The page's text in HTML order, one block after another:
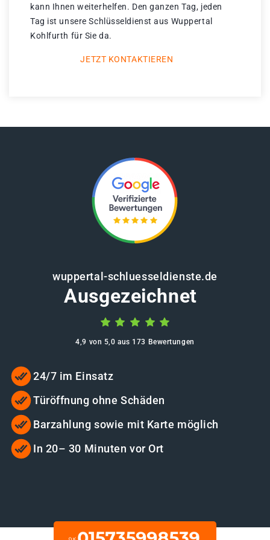
kann Ihnen weiterhelfen. Den ganzen Tag, jeden
Tag ist unsere Schlüsseldienst aus Wuppertal
Kohlfurth für Sie da.
JETZT KONTAKTIEREN
wuppertal-schluesseldienste.de
Ausgezeichnet
4,9 von 5,0 aus 173 Bewertungen
24/7 im Einsatz
Türöffnung ohne Schäden
Barzahlung sowie mit Karte möglich
In 20– 30 Minuten vor Ort